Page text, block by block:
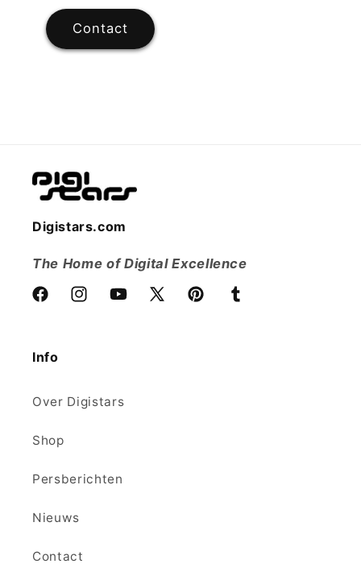
Contact
Digistars.com
The Home of Digital Excellence
FacebookInstagramYouTube
X
PinterestTumblr
Info
Over Digistars
Shop
Persberichten
Nieuws
Contact